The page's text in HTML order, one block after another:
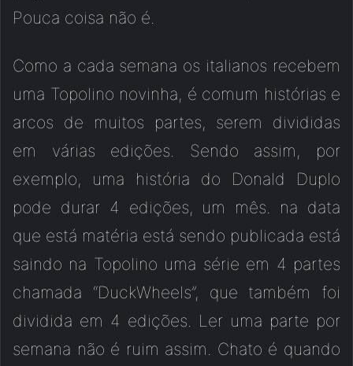
Pouca coisa não é.
Como a cada semana os italianos recebem
uma Topolino novinha, é comum histórias e
arcos de muitos partes, serem divididas
em várias edições. Sendo assim, por
exemplo, uma história do Donald Duplo
pode durar 4 edições, um mês. na data
que está matéria está sendo publicada está
saindo na Topolino uma série em 4 partes
chamada “DuckWheels”, que também foi
dividida em 4 edições. Ler uma parte por
semana não é ruim assim. Chato é quando